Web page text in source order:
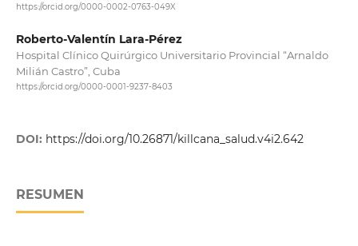
https://orcid.org/0000-0002-0763-049X
Roberto-Valentín Lara-Pérez
Hospital Clínico Quirúrgico Universitario Provincial “Arnaldo
Milián Castro”, Cuba
https://orcid.org/0000-0001-9237-8403
DOI: https://doi.org/10.26871/killcana_salud.v4i2.642
RESUMEN